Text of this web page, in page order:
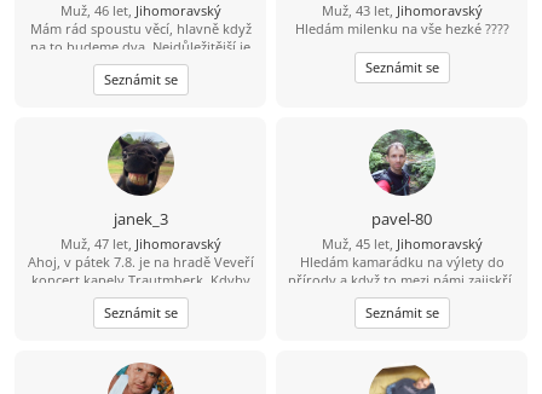
Muž, 46 let, Jihomoravský
Mám rád spoustu věcí, hlavně když
na to budeme dva. Nejdůležitější je
důvěra, upřímnost a vzájemný
respekt.
Seznámit se
Muž, 43 let, Jihomoravský
Hledám milenku na vše hezké ????
Seznámit se
janek_3
Muž, 47 let, Jihomoravský
Ahoj, v pátek 7.8. je na hradě Veveří
koncert kapely Trautmberk. Kdyby
se Ti chtělo, tak mám na Wats Appu
čerstvou fotku :-) 773 908 225 Jan
Seznámit se
pavel-80
Muž, 45 let, Jihomoravský
Hledám kamarádku na výlety do
přírody a když to mezi námi zajiskří,
tak můžeme zkusit společnou cestu
životem.
Seznámit se